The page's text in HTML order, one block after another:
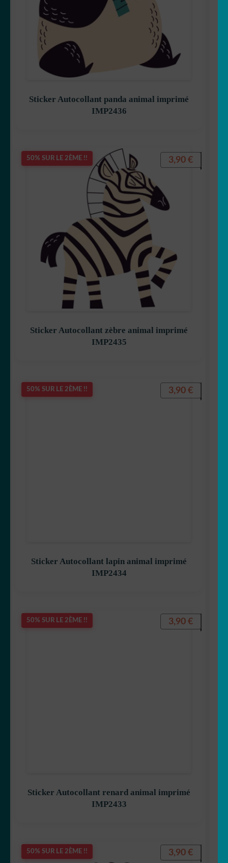
Sticker Autocollant panda animal imprimé
IMP2436
50% SUR LE 2ÈME !!
Sticker Autocollant zèbre animal imprimé
IMP2435
3,90 €
50% SUR LE 2ÈME !!
Sticker Autocollant lapin animal imprimé
IMP2434
3,90 €
50% SUR LE 2ÈME !!
Sticker Autocollant renard animal imprimé
IMP2433
3,90 €
50% SUR LE 2ÈME !! 3,90 €